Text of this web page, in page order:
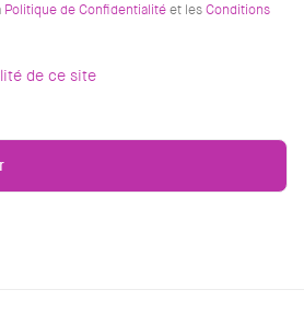
Politique de Confidentialitéet lesConditions
de ce site